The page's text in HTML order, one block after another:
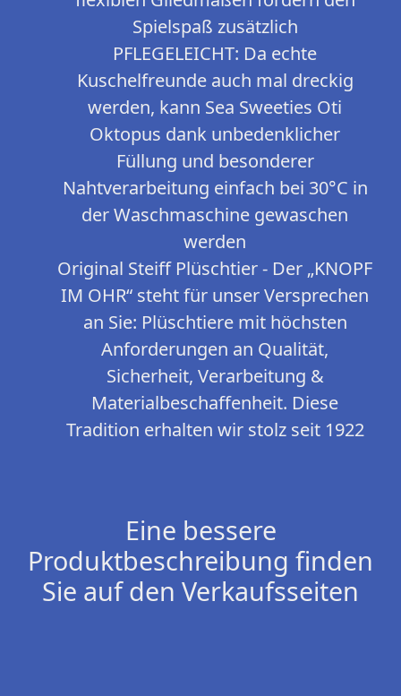
Spielspaß zusätzlich
PFLEGELEICHT: Da echte
Kuschelfreunde auch mal dreckig
werden, kann Sea Sweeties Oti
Oktopus dank unbedenklicher
Füllung und besonderer
Nahtverarbeitung einfach bei 30°C in
der Waschmaschine gewaschen
werden
Original Steiff Plüschtier - Der „KNOPF
IM OHR“ steht für unser Versprechen
an Sie: Plüschtiere mit höchsten
Anforderungen an Qualität,
Sicherheit, Verarbeitung &
Materialbeschaffenheit. Diese
Tradition erhalten wir stolz seit 1922
Eine bessere
Produktbeschreibung finden
Sie auf den Verkaufsseiten